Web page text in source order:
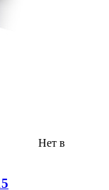
Нет в